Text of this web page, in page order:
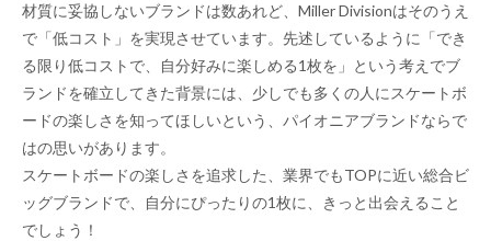
材質に妥協しないブランドは数あれど、Miller Divisionはそのうえ
で「低コスト」を実現させています。先述しているように「でき
る限り低コストで、自分好みに楽しめる1枚を」という考えでブ
ランドを確立してきた背景には、少しでも多くの人にスケートボ
ードの楽しさを知ってほしいという、パイオニアブランドならで
はの思いがあります。
スケートボードの楽しさを追求した、業界でもTOPに近い総合ビ
ッグブランドで、自分にぴったりの1枚に、きっと出会えること
でしょう！